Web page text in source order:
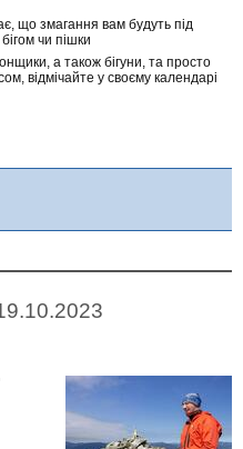
що змагання вам будуть під
чи пішки
а також бігуни, та просто
відмічайте у своєму календарі